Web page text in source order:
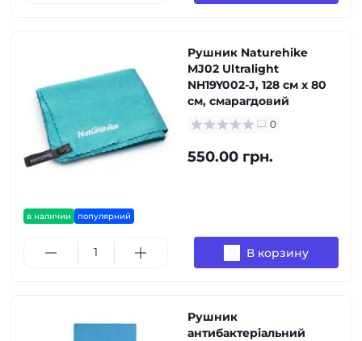
в наличии популярний
Рушник Naturehike
MJ02 Ultralight
NH19Y002-J, 128 см х 80
см, смарагдовий
0
550.00 грн.
В корзину
Рушник
антибактеріальний